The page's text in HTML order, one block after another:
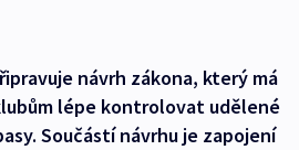
návrh zákona, který má
lépe kontrolovat udělené
Součástí návrhu je zapojení